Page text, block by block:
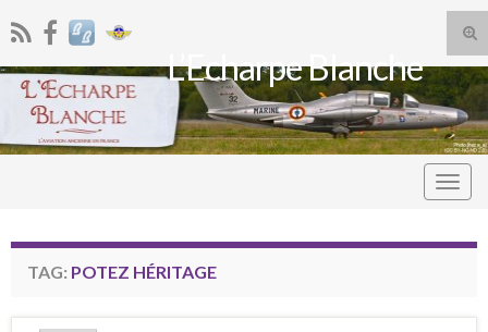
Search for:L’Echarpe Blanche
TAG: POTEZ HÉRITAGE